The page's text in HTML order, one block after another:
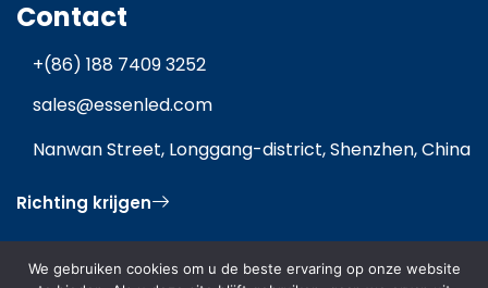
Contact
+(86) 188 7409 3252
sales@essenled.com
Nanwan Street, Longgang-district, Shenzhen, China
Richting krijgen
We gebruiken cookies om u de beste ervaring op onze website